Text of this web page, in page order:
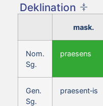
Deklination
mask.
Nom.
Sg.
praesens
Gen.
Sg.
praesent‑is